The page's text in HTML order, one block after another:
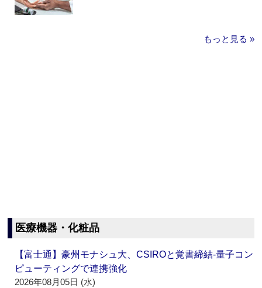
もっと見る »
医療機器・化粧品
【富士通】豪州モナシュ大、CSIROと覚書締結‐量子コン
ピューティングで連携強化
2026年08月05日 (水)